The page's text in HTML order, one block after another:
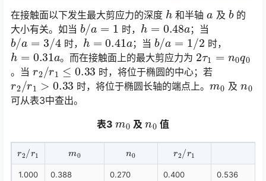
在接触面以下发生最大剪应力的深度 h 和半轴 及 b的
大小有关。如当 b/a=1 时， h=0.48a ；当
b/a =3/4 时， h = 0.41a ；当 b /a=1/2 时，
h=0.31a 。而在接触面上的最大剪应力为 2τ1=
。当 r2/r1≤ 0.33 时，将位于椭圆的中心；若
r 2/r 1 >0.33 时，将位于椭圆长轴的端点上。m 及
可从表3中查出。󠅅󠅃󠄵󠅂󠄪󠇖󠆨󠆨󠇕󠆞󠆒󠅬󠇘󠆭󠆘󠇙󠆝󠅵󠇗󠆭󠆁󠄐󠇗󠅹󠅸󠇖󠆍󠅳󠇖󠅹󠅰󠇖󠆌󠅹
表3
0及
值
/ 2/1
1.000 0.388 0.270 0.400 0.536